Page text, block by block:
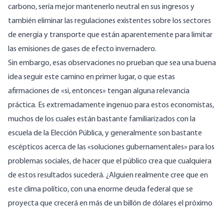
carbono, sería mejor mantenerlo neutral en sus ingresos y
también eliminar las regulaciones existentes sobre los sectores
de energía y transporte que están aparentemente para limitar
las emisiones de gases de efecto invernadero.
Sin embargo, esas observaciones no prueban que sea una buena
idea seguir este camino en primer lugar, o que estas
afirmaciones de «si, entonces» tengan alguna relevancia
práctica. Es extremadamente ingenuo para estos economistas,
muchos de los cuales están bastante familiarizados con la
escuela de la Elección Pública, y generalmente son bastante
escépticos acerca de las «soluciones gubernamentales» para los
problemas sociales, de hacer que el público crea que cualquiera
de estos resultados sucederá. ¿Alguien realmente cree que en
este clima político, con una enorme deuda federal que se
proyecta que creceráen más de un billón de dólares el próximo